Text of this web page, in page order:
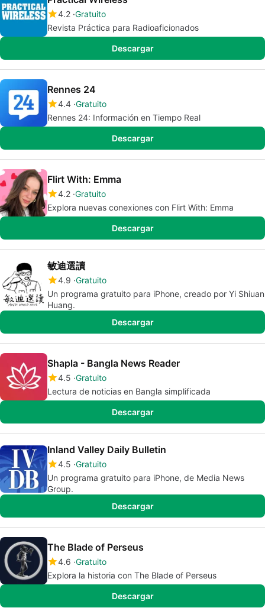
4.2 Gratuito
Revista Práctica para Radioaficionados
Descargar
Rennes 24
4.4 Gratuito
Rennes 24: Información en Tiempo Real
Descargar
Flirt With: Emma
4.2 Gratuito
Explora nuevas conexiones con Flirt With: Emma
Descargar
敏迪選讀
4.9 Gratuito
Un programa gratuito para iPhone, creado por Yi Shiuan
Huang.
Descargar
Shapla - Bangla News Reader
4.5 Gratuito
Lectura de noticias en Bangla simplificada
Descargar
Inland Valley Daily Bulletin
4.5 Gratuito
Un programa gratuito para iPhone, de Media News
Group.
Descargar
The Blade of Perseus
4.6 Gratuito
Explora la historia con The Blade of Perseus
Descargar